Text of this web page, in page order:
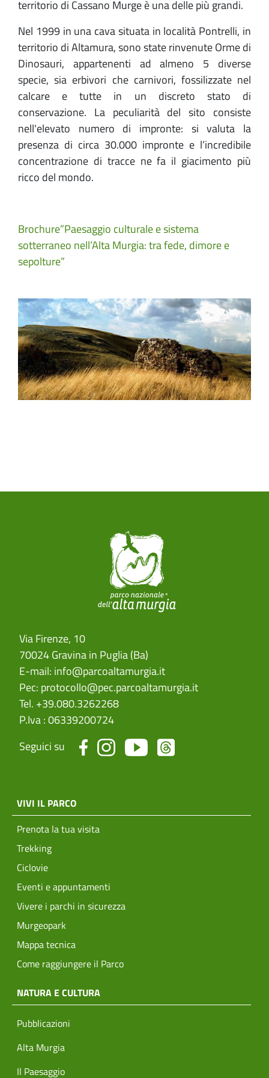
territorio di Cassano Murge è una delle più grandi.
Nel 1999 in una cava situata in località Pontrelli, in
territorio di Altamura, sono state rinvenute Orme di
Dinosauri, appartenenti ad almeno 5 diverse
specie, sia erbivori che carnivori, fossilizzate nel
calcare e tutte in un discreto stato di
conservazione. La peculiarità del sito consiste
nell'elevato numero di impronte: si valuta la
presenza di circa 30.000 impronte e l’incredibile
concentrazione di tracce ne fa il giacimento più
ricco del mondo.
Brochure”Paesaggio culturale e sistema
sotterraneo nell’Alta Murgia: tra fede, dimore e
sepolture”
Via Firenze, 10
70024 Gravina in Puglia (Ba)
E-mail: info@parcoaltamurgia.it
Pec: protocollo@pec.parcoaltamurgia.it
Tel. +39.080.3262268
P.Iva : 06339200724
Seguici su
menu top footer
VIVI IL PARCO
Prenota la tua visita
Trekking
Ciclovie
Eventi e appuntamenti
Vivere i parchi in sicurezza
Murgeopark
Mappa tecnica
Come raggiungere il Parco
NATURA E CULTURA
Pubblicazioni
Alta Murgia
Il Paesaggio